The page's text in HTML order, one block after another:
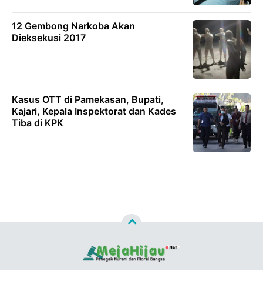
12 Gembong Narkoba Akan
Dieksekusi 2017
Kasus OTT di Pamekasan, Bupati,
Kajari, Kepala Inspektorat dan Kades
Tiba di KPK
Copyright ©2026MEJAHIJAU.NET™